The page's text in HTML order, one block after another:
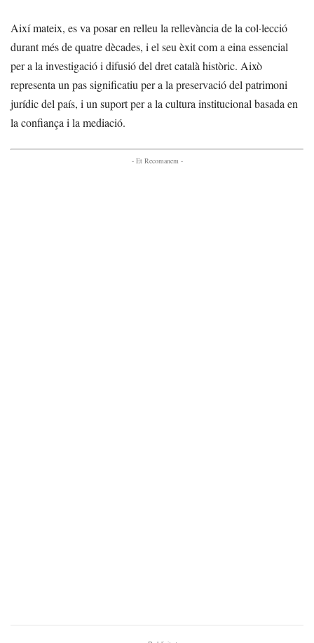
Així mateix, es va posar en relleu la rellevància de la col·lecció
durant més de quatre dècades, i el seu èxit com a eina essencial
per a la investigació i difusió del dret català històric. Això
representa un pas significatiu per a la preservació del patrimoni
jurídic del país, i un suport per a la cultura institucional basada en
la confiança i la mediació.
- Et Recomanem -